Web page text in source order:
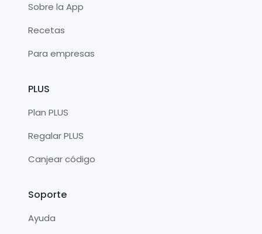
Sobre la App
Recetas
Para empresas
PLUS
Plan PLUS
Regalar PLUS
Canjear código
Soporte
Ayuda